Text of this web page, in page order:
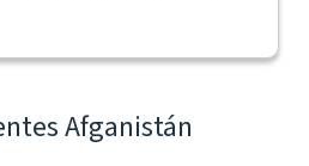
Afganistán